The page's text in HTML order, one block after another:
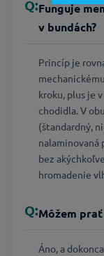
Funguje
v bundách?
Princíp je
kroku, plus je
chodidla. V
(štandardný,
nalaminovaná
bez
hromadenie
Môžem
Áno, a